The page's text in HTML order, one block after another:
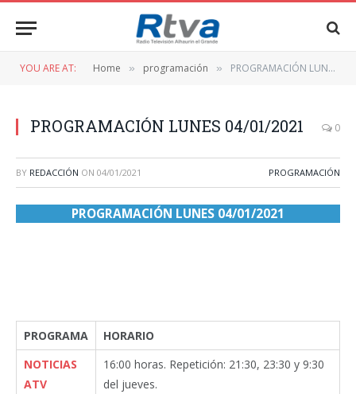
YOU ARE AT: Home » programación » PROGRAMACIÓN LUNES 04/01/2021
PROGRAMACIÓN LUNES 04/01/2021 0
BY REDACCIÓN ON 04/01/2021 PROGRAMACIÓN
PROGRAMACIÓN LUNES 04/01/2021
PROGRAMA
HORARIO
NOTICIAS
ATV
16:00 horas. Repetición: 21:30, 23:30 y 9:30
del jueves.